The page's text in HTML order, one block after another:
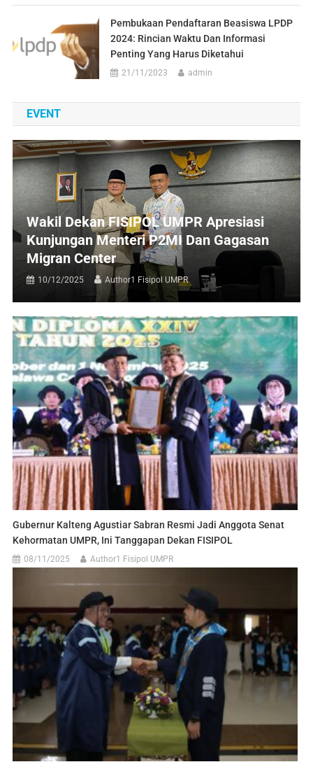
Pembukaan Pendaftaran Beasiswa LPDP
2024: Rincian Waktu Dan Informasi
Penting Yang Harus Diketahui
21/11/2023 admin
EVENT
Wakil Dekan FISIPOL UMPR Apresiasi
Kunjungan Menteri P2MI Dan Gagasan
Migran Center
10/12/2025 Author1 Fisipol UMPR
Gubernur Kalteng Agustiar Sabran Resmi Jadi Anggota Senat
Kehormatan UMPR, Ini Tanggapan Dekan FISIPOL
08/11/2025 Author1 Fisipol UMPR